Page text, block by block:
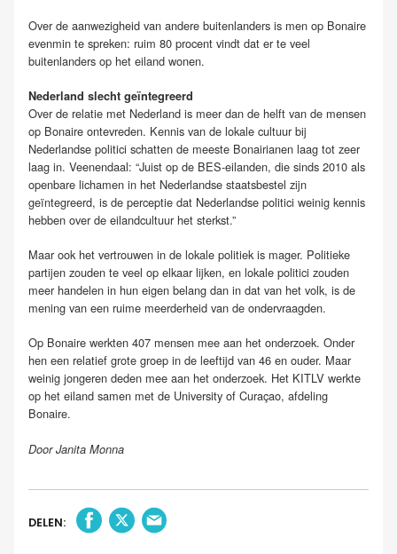
Over de aanwezigheid van andere buitenlanders is men op Bonaire
evenmin te spreken: ruim 80 procent vindt dat er te veel
buitenlanders op het eiland wonen.
Nederland slecht geïntegreerd
Over de relatie met Nederland is meer dan de helft van de mensen
op Bonaire ontevreden. Kennis van de lokale cultuur bij
Nederlandse politici schatten de meeste Bonairianen laag tot zeer
laag in. Veenendaal: “Juist op de BES-eilanden, die sinds 2010 als
openbare lichamen in het Nederlandse staatsbestel zijn
geïntegreerd, is de perceptie dat Nederlandse politici weinig kennis
hebben over de eilandcultuur het sterkst.”
Maar ook het vertrouwen in de lokale politiek is mager. Politieke
partijen zouden te veel op elkaar lijken, en lokale politici zouden
meer handelen in hun eigen belang dan in dat van het volk, is de
mening van een ruime meerderheid van de ondervraagden.
Op Bonaire werkten 407 mensen mee aan het onderzoek. Onder
hen een relatief grote groep in de leeftijd van 46 en ouder. Maar
weinig jongeren deden mee aan het onderzoek. Het KITLV werkte
op het eiland samen met de University of Curaçao, afdeling
Bonaire.
Door Janita Monna
DELEN: